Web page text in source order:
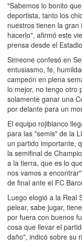
"Sabemos lo bonito
deportista, tanto los
nuestros tienen la
hacerlo", afirmó este
prensa desde el
Simeone confesó en
entusiasmo, fe,
campeón en plena
lo mejor, no tengo otro
solamente ganar una
por delante para un
El equipo rojiblanco
para las "semis" de la
un partido importante,
la semifinal de
a la tierra, que es lo
nos vamos a
de final ante el FC
Luego elogió a la Real
pelear, sabe jugar,
por fuera con buenos
cosa que llevar el
daño", indicó sobre su